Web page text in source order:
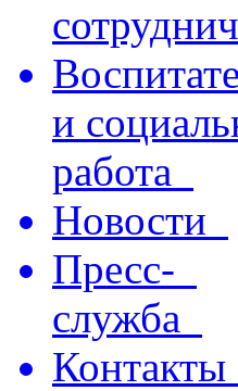
и
работа
Новости
Пресс-
служба
Контакты